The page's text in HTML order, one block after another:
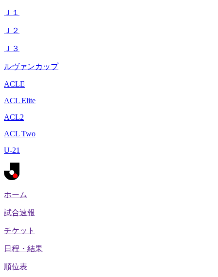
Ｊ１
Ｊ２
Ｊ３
ルヴァンカップ
ACLE
ACL Elite
ACL2
ACL Two
U-21
ホーム
試合速報
チケット
日程・結果
順位表